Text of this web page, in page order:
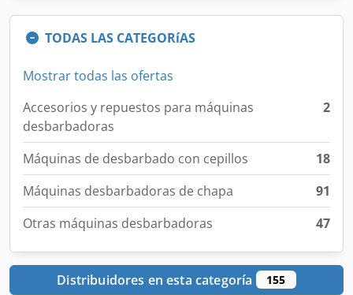
TODAS LAS CATEGORíAS
Mostrar todas las ofertas
Accesorios y repuestos para máquinas
desbarbadoras
2
Máquinas de desbarbado con cepillos
18
Máquinas desbarbadoras de chapa
91
Otras máquinas desbarbadoras
47
Distribuidores en esta categoría 155